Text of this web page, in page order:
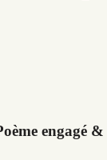
engagé